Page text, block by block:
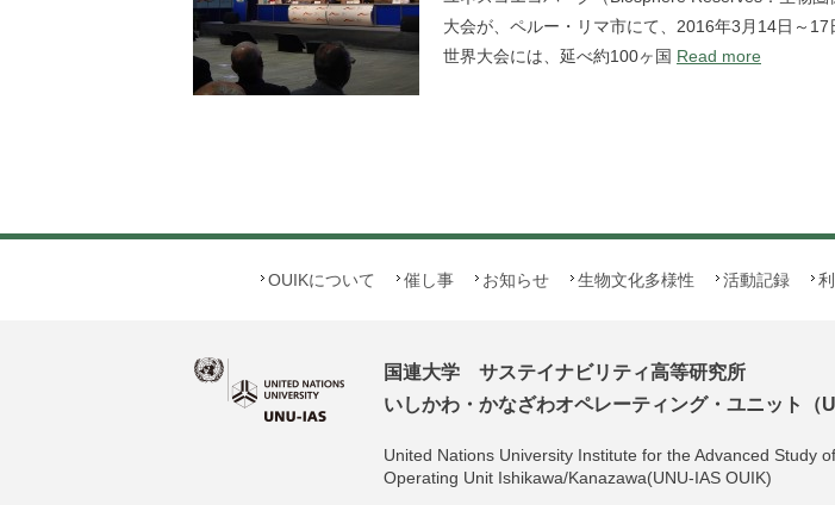
大会が、ペルー・リマ市にて、2016年3月14日～17
世界大会には、延べ約100ヶ国 Read more
OUIKについて 催し事 お知らせ 生物文化多様性 活動記録
国連大学 サステイナビリティ高等研究所
いしかわ・かなざわオペレーティング・ユニット（
United Nations University Institute for the Advanced Study
Operating Unit Ishikawa/Kanazawa(UNU-IAS OUIK)